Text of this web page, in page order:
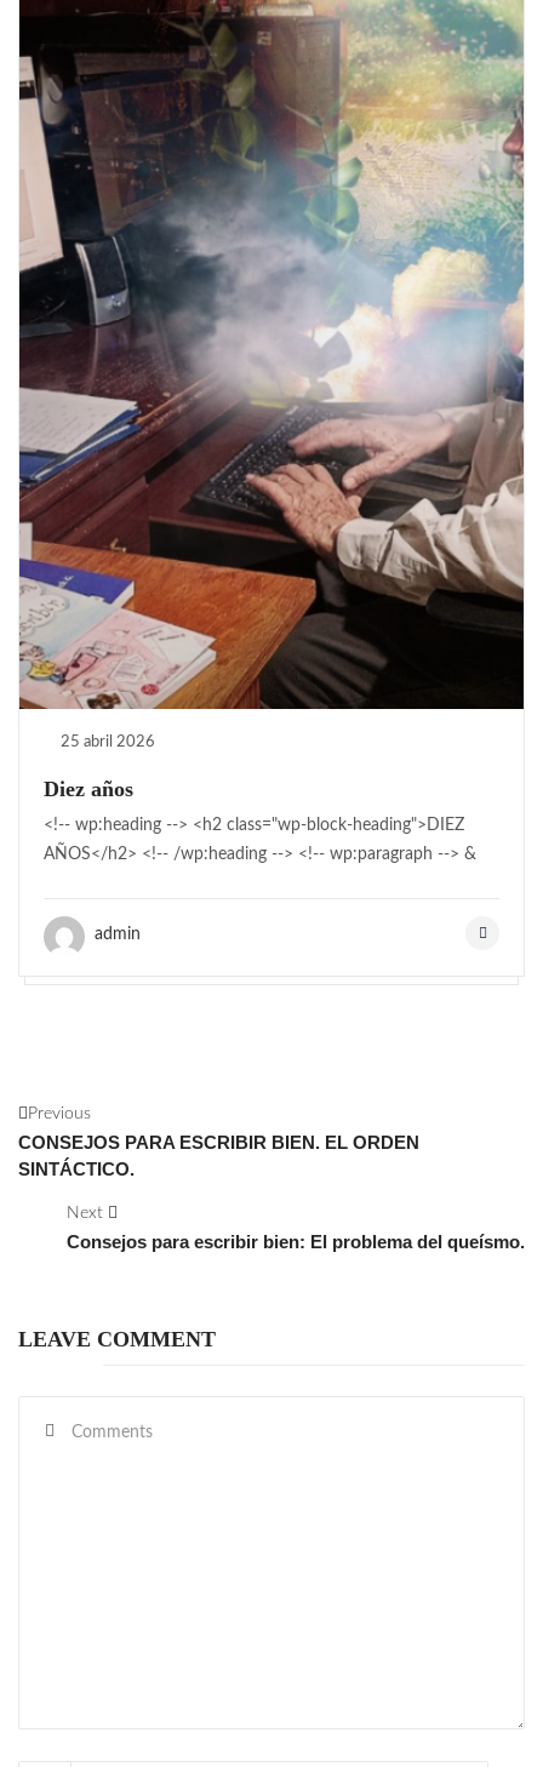
25 abril 2026
Diez años
<!-- wp:heading --> <h2 class="wp-block-heading">DIEZ
AÑOS</h2> <!-- /wp:heading --> <!-- wp:paragraph --> &
admin
Previous
CONSEJOS PARA ESCRIBIR BIEN. EL ORDEN
SINTÁCTICO.
Next
Consejos para escribir bien: El problema del queísmo.
LEAVE COMMENT